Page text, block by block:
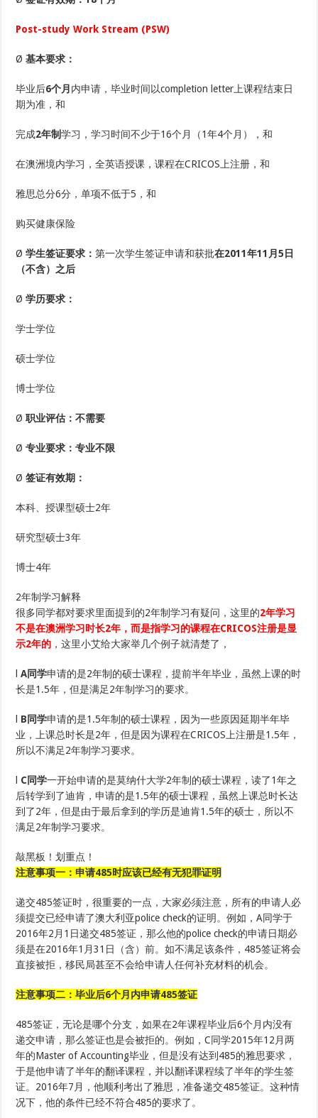
Post-study Work Stream (PSW)
Ø基本要求：
毕业后6个月 内申请，毕业时间以completion letter上课程结束日
期为准，和
完成2年制学习，学习时间不少于16个月（1年4个月），和
在澳洲境内学习，全英语授课，课程在CRICOS上注册，和
雅思总分6分，单项不低于5，和
购买健康保险
Ø学生签证要求：第一次学生签证申请和获批在2011年11月5日
（不含）之后
Ø学历要求：
学士学位
硕士学位
博士学位
Ø职业评估：不需要
Ø专业要求：专业不限
Ø签证有效期：
本科、授课型硕士2年
研究型硕士3年
博士4年
2年制学习解释
很多同学都对要求里面提到的2年制学习有疑问，这里的2年学习
不是在澳洲学习时长2年，而是指学习的课程在CRICOS注册是显
示2年的 ，这里小艾给大家举几个例子就清楚了，
lA同学申请的是2年制的硕士课程，提前半年毕业，虽然上课的时
长是1.5年，但是满足2年制学习的要求。
B同学申请的是1.5年制的硕士课程，因为一些原因延期半年毕
业，上课总时长是2年，但是因为课程在CRICOS上注册是1.5年，
所以不满足2年制学习要求。
C同学一开始申请的是莫纳什大学2年制的硕士课程，读了1年之
后转学到了迪肯，申请的是1.5年的硕士课程，虽然上课总时长达
到了2年，但是由于最后拿到的学历是迪肯1.5年的硕士，所以不
满足2年制学习要求。
敲黑板！划重点！
注意事项一 ：申请485时应该已经有无犯罪证明
递交485签证时，很重要的一点，大家必须注意，所有的申请人必
须提交已经申请了澳大利亚police check的证明。例如，A同学于
2016年2月1日递交485签证，那么他的police check的申请日期必
须是在2016年1月31日（含）前。如不满足该条件，485签证将会
直接被拒，移民局甚至不会给申请人任何补充材料的机会。
注意事项二 ：毕业后6个月内申请485签证
485签证，无论是哪个分支，如果在2年课程毕业后6个月内没有
递交申请，那么签证也是会被拒的。例如，C同学2015年12月两
年的Master of Accounting毕业，但是没有达到485的雅思要求，
于是他申请了半年的翻译课程，并以翻译课程续了半年的学生签
证。2016年7月，他顺利考出了雅思，准备递交485签证。这种情
况下，他的条件已经不符合485的要求了。